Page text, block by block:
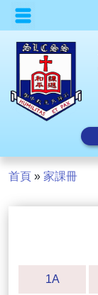
首頁 » 家課冊
1A